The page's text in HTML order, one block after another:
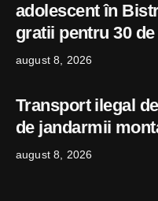
adolescent în
gratii pentru 30
august 8, 2026
Transport ilegal
de jandarmii
august 8, 2026